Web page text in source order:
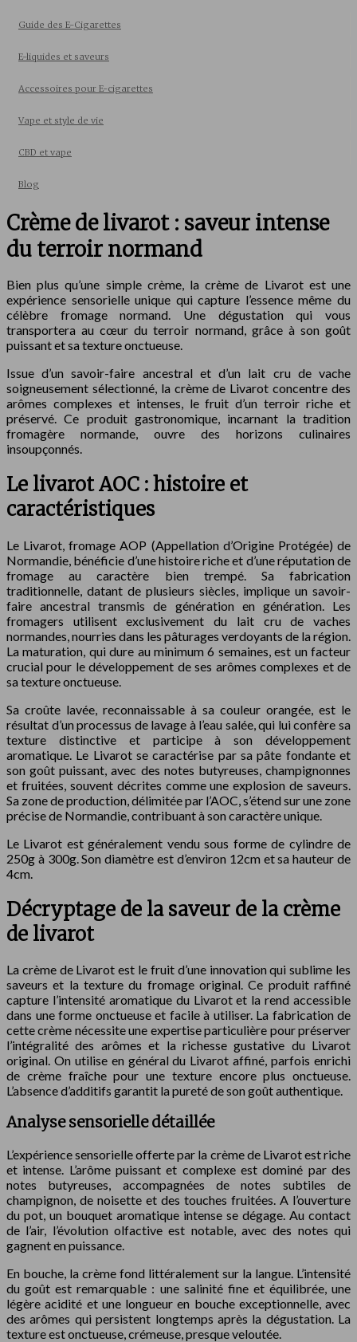
Guide des E-Cigarettes
E-liquides et saveurs
Accessoires pour E-cigarettes
Vape et style de vie
CBD et vape
Blog
Crème de livarot : saveur intense
du terroir normand
Bien plus qu’une simple crème, la crème de Livarot est une
expérience sensorielle unique qui capture l’essence même du
célèbre fromage normand. Une dégustation qui vous
transportera au cœur du terroir normand, grâce à son goût
puissant et sa texture onctueuse.
Issue d’un savoir-faire ancestral et d’un lait cru de vache
soigneusement sélectionné, la crème de Livarot concentre des
arômes complexes et intenses, le fruit d’un terroir riche et
préservé. Ce produit gastronomique, incarnant la tradition
fromagère normande, ouvre des horizons culinaires
insoupçonnés.
Le livarot AOC : histoire et
caractéristiques
Le Livarot, fromage AOP (Appellation d’Origine Protégée) de
Normandie, bénéficie d’une histoire riche et d’une réputation de
fromage au caractère bien trempé. Sa fabrication
traditionnelle, datant de plusieurs siècles, implique un savoir-
faire ancestral transmis de génération en génération. Les
fromagers utilisent exclusivement du lait cru de vaches
normandes, nourries dans les pâturages verdoyants de la région.
La maturation, qui dure au minimum 6 semaines, est un facteur
crucial pour le développement de ses arômes complexes et de
sa texture onctueuse.
Sa croûte lavée, reconnaissable à sa couleur orangée, est le
résultat d’un processus de lavage à l’eau salée, qui lui confère sa
texture distinctive et participe à son développement
aromatique. Le Livarot se caractérise par sa pâte fondante et
son goût puissant, avec des notes butyreuses, champignonnes
et fruitées, souvent décrites comme une explosion de saveurs.
Sa zone de production, délimitée par l’AOC, s’étend sur une zone
précise de Normandie, contribuant à son caractère unique.
Le Livarot est généralement vendu sous forme de cylindre de
250g à 300g. Son diamètre est d’environ 12cm et sa hauteur de
4cm.
Décryptage de la saveur de la crème
de livarot
La crème de Livarot est le fruit d’une innovation qui sublime les
saveurs et la texture du fromage original. Ce produit raffiné
capture l’intensité aromatique du Livarot et la rend accessible
dans une forme onctueuse et facile à utiliser. La fabrication de
cette crème nécessite une expertise particulière pour préserver
l’intégralité des arômes et la richesse gustative du Livarot
original. On utilise en général du Livarot affiné, parfois enrichi
de crème fraîche pour une texture encore plus onctueuse.
L’absence d’additifs garantit la pureté de son goût authentique.
Analyse sensorielle détaillée
L’expérience sensorielle offerte par la crème de Livarot est riche
et intense. L’arôme puissant et complexe est dominé par des
notes butyreuses, accompagnées de notes subtiles de
champignon, de noisette et des touches fruitées. A l’ouverture
du pot, un bouquet aromatique intense se dégage. Au contact
de l’air, l’évolution olfactive est notable, avec des notes qui
gagnent en puissance.
En bouche, la crème fond littéralement sur la langue. L’intensité
du goût est remarquable : une salinité fine et équilibrée, une
légère acidité et une longueur en bouche exceptionnelle, avec
des arômes qui persistent longtemps après la dégustation. La
texture est onctueuse, crémeuse, presque veloutée.